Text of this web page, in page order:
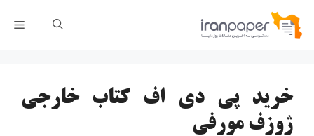
پرش
خرید پی دی اف کتاب خارجی
ژوزف مورفی